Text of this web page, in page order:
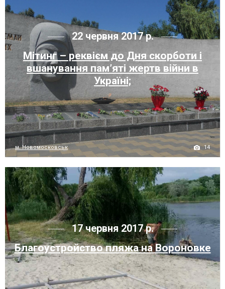
22 червня 2017 р.
Мітинг – реквієм до Дня скорботи і
вшанування пам’яті жертв війни в
Україні;
м. Новомосковськ 14
17 червня 2017 р.
Благоустройство пляжа на Вороновке